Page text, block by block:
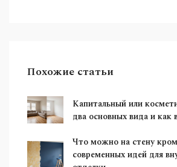
Похожие статьи
Капитальный или
два основных вида и как
Что можно на стену
современных идей для